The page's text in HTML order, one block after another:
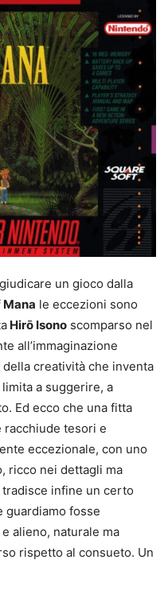
un gioco dalla
le eccezioni sono
Hirō Isono scomparso nel
all’immaginazione
creatività che inventa
a suggerire, a
Ed ecco che una fitta
racchiude tesori e
eccezionale, con uno
ricco nei dettagli ma
infine un certo
guardiamo fosse
alieno, naturale ma
rispetto al consueto. Un